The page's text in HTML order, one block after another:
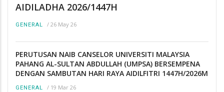
AIDILADHA 2026/1447H
GENERAL / 26 May 26
PERUTUSAN NAIB CANSELOR UNIVERSITI MALAYSIA
PAHANG AL-SULTAN ABDULLAH (UMPSA) BERSEMPENA
DENGAN SAMBUTAN HARI RAYA AIDILFITRI 1447H/2026M
GENERAL / 19 Mar 26